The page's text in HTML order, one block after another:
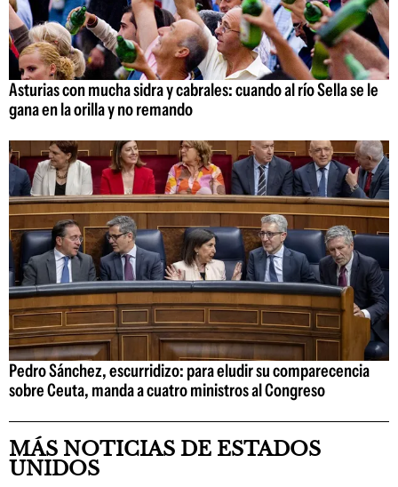
Asturias con mucha sidra y cabrales: cuando al río Sella se le
gana en la orilla y no remando
Pedro Sánchez, escurridizo: para eludir su comparecencia
sobre Ceuta, manda a cuatro ministros al Congreso
MÁS NOTICIAS DE ESTADOS
UNIDOS